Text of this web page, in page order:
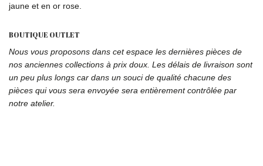
jaune et en or rose.
BOUTIQUE OUTLET
Nous vous proposons dans cet espace les dernières pièces de
nos anciennes collections à prix doux. Les délais de livraison sont
un peu plus longs car dans un souci de qualité chacune des
pièces qui vous sera envoyée sera entièrement contrôlée par
notre atelier.